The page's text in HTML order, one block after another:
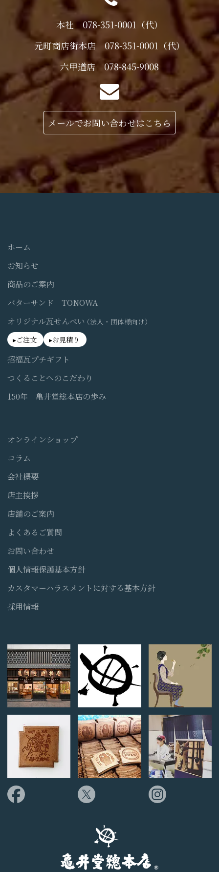
本社 078-351-0001（代）
元町商店街本店 078-351-0001（代）
六甲道店 078-845-9008
メールでお問い合わせはこちら
ホーム
お知らせ
商品のご案内
バターサンド TONOWA
オリジナル瓦せんべい（法人・団体様向け）
ご注文
お見積り
招福瓦プチギフト
つくることへのこだわり
150年 亀井堂総本店の歩み
オンラインショップ
コラム
会社概要
店主挨拶
店舗のご案内
よくあるご質問
お問い合わせ
個人情報保護基本方針
カスタマーハラスメントに対する基本方針
採用情報